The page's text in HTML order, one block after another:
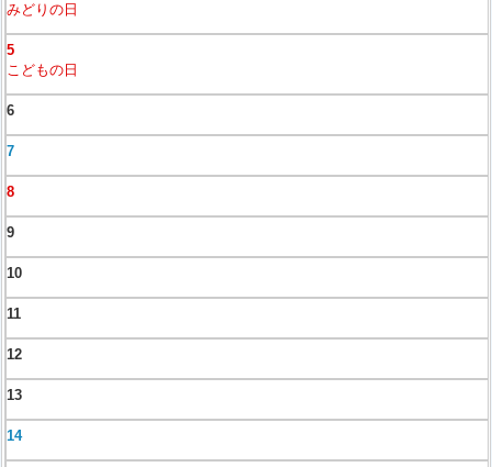
みどりの日
5
こどもの日
6
7
8
9
10
11
12
13
14